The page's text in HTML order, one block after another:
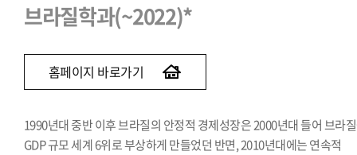
브라질학과(~2022)*
홈페이지 바로가기
1990년대 중반 이후 브라질의 안정적 경제성장은 2000년대 들어 브라
GDP 규모 세계 6위로 부상하게 만들었던 반면, 2010년대에는 연속적